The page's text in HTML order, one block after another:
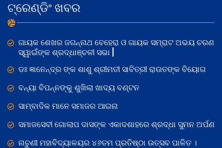
ଟ୍ରେଣ୍ଡିଂ ଖବର
ଗାୟକ ଶେଖର ଜଗନ୍ନାଥ ବେହେରା ଓ ଗାୟକ ସମ୍ରାଟ ଅଭୟ ଚରଣ
ସ୍ୱାଇଁଙ୍କ ଶ୍ରଦ୍ଧାଞ୍ଚଳୀ ସଭା |
ଡଃ ଜ୍ଞାନେନ୍ଦ୍ର ଙ୍କ ଶାଶୁ ଶ୍ରୀମତୀ ସାବିତ୍ରୀ ରାଉତଙ୍କ ବିୟୋଗ
ବନ୍ୟା ବିପନ୍ନଙ୍କୁ ଶୁଖିଲା ଖାଦ୍ୟ ବଣ୍ଟନ
ସାମ୍ବାଦିକ ମାନେ ସମାଜର ଆଇନା
ସମାଜସେବୀ ଗୋଲାପ ଦାସଙ୍କ ଏକାଦଶାହରେ ଶ୍ରଦ୍ଧା ସୁମନ ଅର୍ପଣ
ନାଚୁଣୀ ମହାବିଦ୍ୟାଳୟର ୪୬ତମ ପ୍ରତିଷ୍ଠା ଉତ୍ସବ ପାଳିତ ।